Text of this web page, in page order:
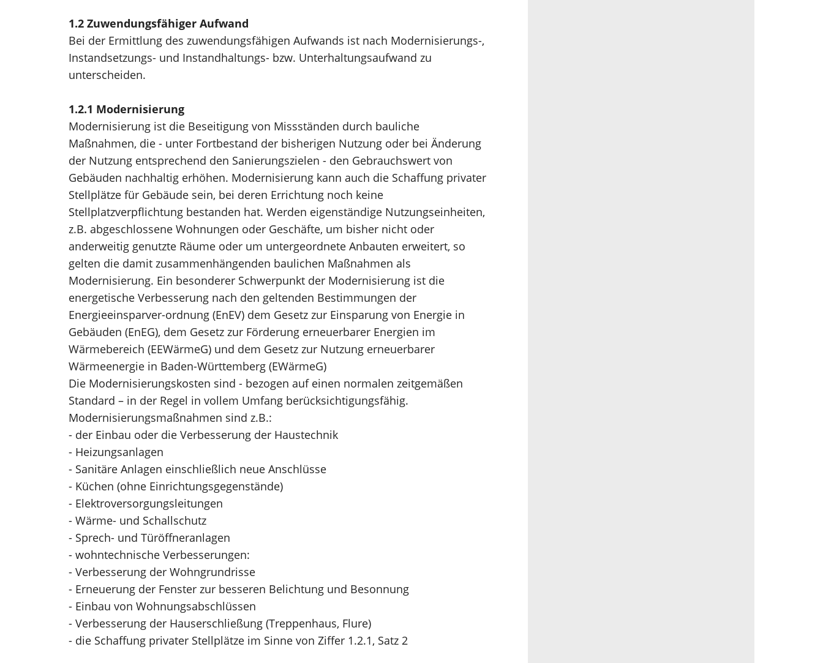
1.2 Zuwendungsfähiger Aufwand
Bei der Ermittlung des zuwendungsfähigen Aufwands ist nach Modernisierungs-,
Instandsetzungs- und Instandhaltungs- bzw. Unterhaltungsaufwand zu
unterscheiden.
1.2.1 Modernisierung
Modernisierung ist die Beseitigung von Missständen durch bauliche
Maßnahmen, die - unter Fortbestand der bisherigen Nutzung oder bei Änderung
der Nutzung entsprechend den Sanierungszielen - den Gebrauchswert von
Gebäuden nachhaltig erhöhen. Modernisierung kann auch die Schaffung privater
Stellplätze für Gebäude sein, bei deren Errichtung noch keine
Stellplatzverpflichtung bestanden hat. Werden eigenständige Nutzungseinheiten,
z.B. abgeschlossene Wohnungen oder Geschäfte, um bisher nicht oder
anderweitig genutzte Räume oder um untergeordnete Anbauten erweitert, so
gelten die damit zusammenhängenden baulichen Maßnahmen als
Modernisierung. Ein besonderer Schwerpunkt der Modernisierung ist die
energetische Verbesserung nach den geltenden Bestimmungen der
Energieeinsparver-ordnung (EnEV) dem Gesetz zur Einsparung von Energie in
Gebäuden (EnEG), dem Gesetz zur Förderung erneuerbarer Energien im
Wärmebereich (EEWärmeG) und dem Gesetz zur Nutzung erneuerbarer
Wärmeenergie in Baden-Württemberg (EWärmeG)
Die Modernisierungskosten sind - bezogen auf einen normalen zeitgemäßen
Standard – in der Regel in vollem Umfang berücksichtigungsfähig.
Modernisierungsmaßnahmen sind z.B.:
- der Einbau oder die Verbesserung der Haustechnik
- Heizungsanlagen
- Sanitäre Anlagen einschließlich neue Anschlüsse
- Küchen (ohne Einrichtungsgegenstände)
- Elektroversorgungsleitungen
- Wärme- und Schallschutz
- Sprech- und Türöffneranlagen
- wohntechnische Verbesserungen:
- Verbesserung der Wohngrundrisse
- Erneuerung der Fenster zur besseren Belichtung und Besonnung
- Einbau von Wohnungsabschlüssen
- Verbesserung der Hauserschließung (Treppenhaus, Flure)
- die Schaffung privater Stellplätze im Sinne von Ziffer 1.2.1, Satz 2